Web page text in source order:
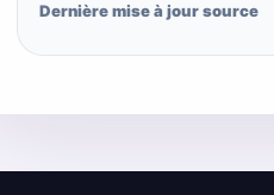
Dernière mise à jour source